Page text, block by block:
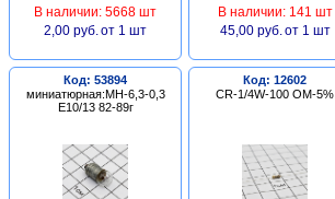
В наличии: 5668 шт
2,00 руб. от 1 шт
В наличии: 141 шт
45,00 руб. от 1 шт
Код: 53894
миниатюрная:МН-6,3-0,3
Е10/13 82-89г
Код: 12602
CR-1/4W-100 ОМ-5%